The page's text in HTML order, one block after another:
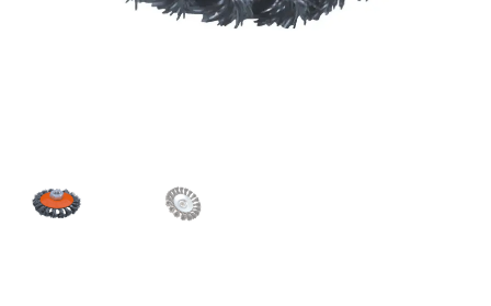
Overzicht